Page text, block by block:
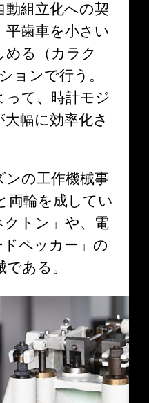
動組立化への契
平歯車を小さい
める（カラク
ョンで行う。
って、時計モジ
幅に効率化さ
ンの工作機械事
両輪を成してい
クトン」や、電
ペッカー」の
ある。